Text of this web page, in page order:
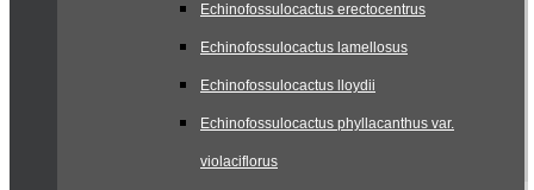
Echinofossulocactus erectocentrus
Echinofossulocactus lamellosus
Echinofossulocactus lloydii
Echinofossulocactus phyllacanthus var.
violaciflorus